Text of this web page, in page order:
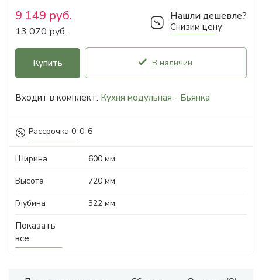
Рассрочка 0-0-6
9 149 руб.
13 070 руб.
Нашли дешевле?
Снизим цену
Купить В наличии
Входит в комплект: Кухня модульная - Бьянка
Ширина
600 мм
Высота
720 мм
Глубина
322 мм
Показать
все